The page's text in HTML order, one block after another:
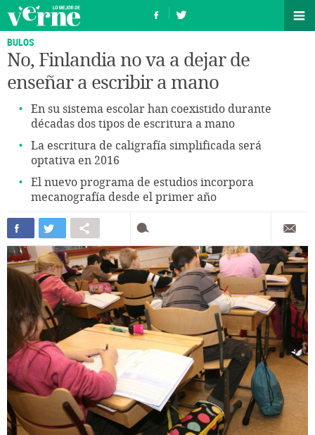
BULOS
No, Finlandia no va a dejar de
enseñar a escribir a mano
En su sistema escolar han coexistido durante
décadas dos tipos de escritura a mano
La escritura de caligrafía simplificada será
optativa en 2016
El nuevo programa de estudios incorpora
mecanografía desde el primer año